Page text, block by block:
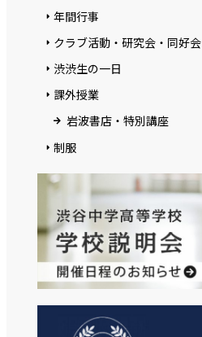
年間行事
クラブ活動・研究会・同好会
渋渋生の一日
課外授業
岩波書店・特別講座
制服